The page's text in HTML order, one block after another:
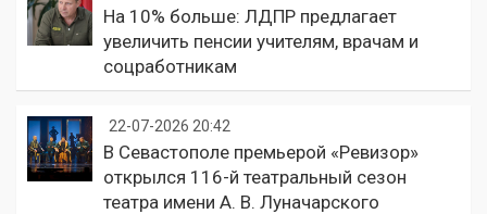
На 10% больше: ЛДПР предлагает
увеличить пенсии учителям, врачам и
соцработникам
22-07-2026 20:42
В Севастополе премьерой «Ревизор»
открылся 116-й театральный сезон
театра имени А. В. Луначарского